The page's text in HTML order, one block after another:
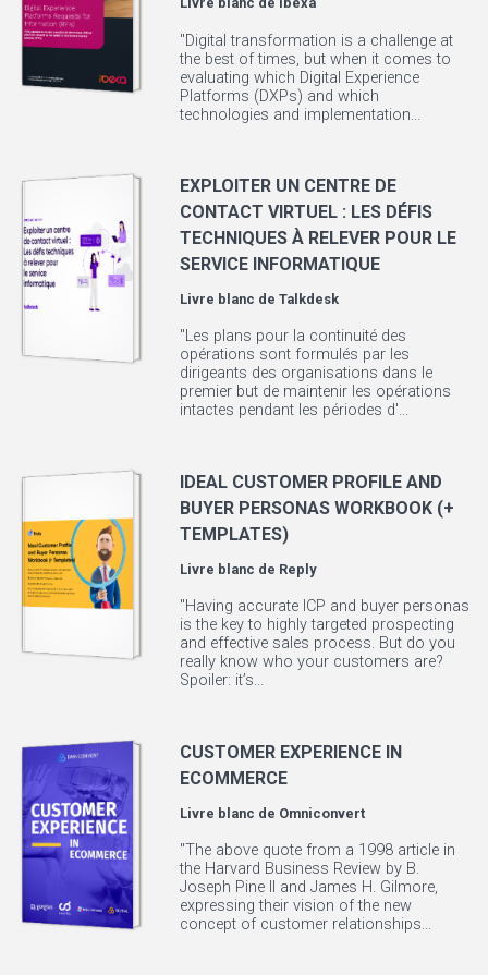
"Digital transformation is a challenge at
the best of times, but when it comes to
evaluating which Digital Experience
Platforms (DXPs) and which
technologies and implementation...
EXPLOITER UN CENTRE DE
CONTACT VIRTUEL : LES DÉFIS
TECHNIQUES À RELEVER POUR LE
SERVICE INFORMATIQUE
Livre blanc deTalkdesk
"Les plans pour la continuité des
opérations sont formulés par les
dirigeants des organisations dans le
premier but de maintenir les opérations
intactes pendant les périodes d'...
IDEAL CUSTOMER PROFILE AND
BUYER PERSONAS WORKBOOK (+
TEMPLATES)
Livre blanc de Reply
"Having accurate ICP and buyer personas
is the key to highly targeted prospecting
and effective sales process. But do you
really know who your customers are?
Spoiler: it’s...
CUSTOMER EXPERIENCE IN
ECOMMERCE
Livre blanc de Omniconvert
"The above quote from a 1998 article in
the Harvard Business Review by B.
Joseph Pine II and James H. Gilmore,
expressing their vision of the new
concept of customer relationships...